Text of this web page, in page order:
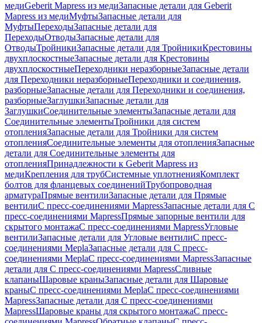
медиGeberit Mapress из медиЗапасные детали для Geberit
Mapress из медиМуфтыЗапасные детали для
МуфтыПереходыЗапасные детали для
ПереходыОтводыЗапасные детали для
ОтводыТройникиЗапасные детали для ТройникиКрестовины
двухплоскостныеЗапасные детали для Крестовины
двухплоскостныеПереходники неразборныеЗапасные детали
для Переходники неразборныеПереходники и соединения,
разборныеЗапасные детали для Переходники и соединения,
разборныеЗаглушкиЗапасные детали для
ЗаглушкиСоединительные элементыЗапасные детали для
Соединительные элементыТройники для систем
отопленияЗапасные детали для Тройники для систем
отопленияСоединительные элементы для отопленияЗапасные
детали для Соединительные элементы для
отопленияПринадлежности к Geberit Mapress из
медиКрепления для трубСистемные уплотненияКомплект
болтов для фланцевых соединенийТрубопроводная
арматураПрямые вентилиЗапасные детали для Прямые
вентилиС пресс-соединениями MapressЗапасные детали для С
пресс-соединениями MapressПрямые запорные вентили для
скрытого монтажаС пресс-соединениями MapressУгловые
вентилиЗапасные детали для Угловые вентилиС пресс-
соединениями MeplaЗапасные детали для С пресс-
соединениями MeplaС пресс-соединениями MapressЗапасные
детали для С пресс-соединениями MapressСливные
клапаныШаровые краныЗапасные детали для Шаровые
краныС пресс-соединениями MeplaС пресс-соединениями
MapressЗапасные детали для С пресс-соединениями
MapressШаровые краны для скрытого монтажаС пресс-